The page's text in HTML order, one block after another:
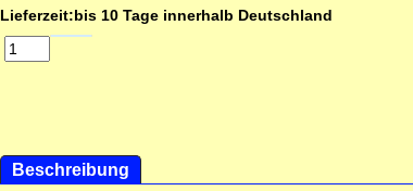
Lieferzeit:bis 10 Tage innerhalb Deutschland
Beschreibung